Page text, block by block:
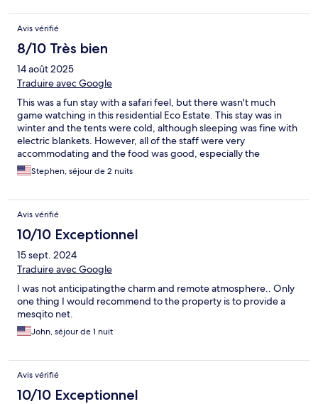
Avis vérifié
8/10 Très bien
14 août 2025
Traduire avec Google
This was a fun stay with a safari feel, but there wasn't much
game watching in this residential Eco Estate. This stay was in
winter and the tents were cold, although sleeping was fine with
electric blankets. However, all of the staff were very
accommodating and the food was good, especially the
breakfasts.
Stephen, séjour de 2 nuits
Avis vérifié
10/10 Exceptionnel
15 sept. 2024
Traduire avec Google
I was not anticipating​the charm and remote atmosphere.. Only
one thing I would recommend to the property is to provide a
mesqito net.
John, séjour de 1 nuit
Avis vérifié
10/10 Exceptionnel